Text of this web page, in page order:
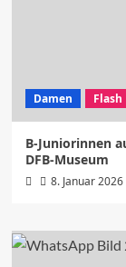
Damen Flash
B-Juniorinnen
DFB-Museum
8. Januar 2026